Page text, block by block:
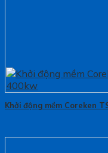
Khởi động mềm Coreken